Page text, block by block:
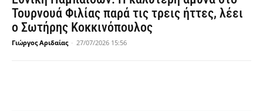
Τουρνουά Φιλίας παρά τις τρεις ήττες, λέει
ο Σωτήρης Κοκκινόπουλος
Γιώργος Αριδαίας - 27/07/2026 15:56